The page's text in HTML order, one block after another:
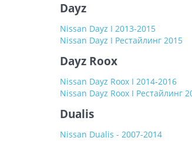
Dayz
Nissan Dayz I 2013-2015
Nissan Dayz I Рестайлинг 2015
Dayz Roox
Nissan Dayz Roox I 2014-2016
Nissan Dayz Roox I Рестайлинг
Dualis
Nissan Dualis - 2007-2014